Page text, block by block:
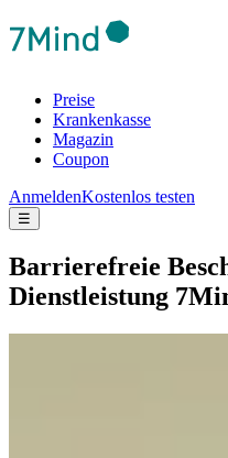
Preise
Krankenkasse
Magazin
Coupon
AnmeldenKostenlos testen
☰
Barrierefreie
Dienstleistung